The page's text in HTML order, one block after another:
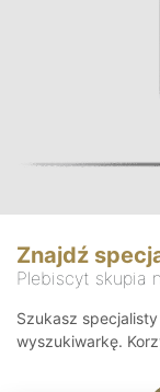
Znajdź
Plebiscyt skupia
Szukasz
wyszukiwarkę.